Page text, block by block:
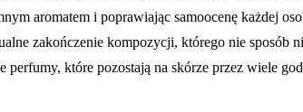
aromatem i poprawiając samoocenę każdej
zakończenie kompozycji, którego nie sposób
które pozostają na skórze przez wiele